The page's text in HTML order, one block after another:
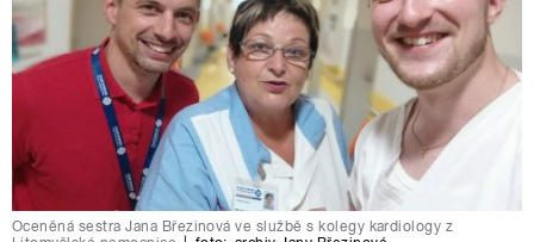
Oceněná sestra Jana Březinová ve službě s kolegy kardiology z